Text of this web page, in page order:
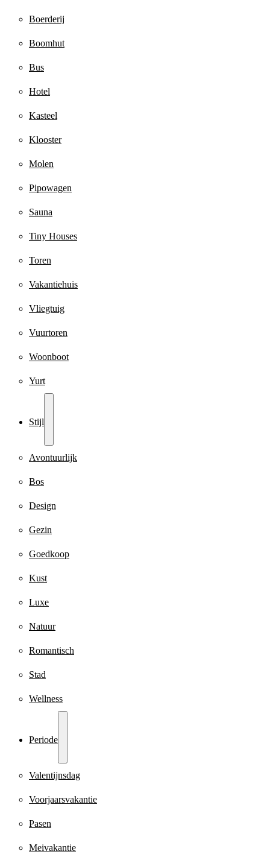
Boerderij
Boomhut
Bus
Hotel
Kasteel
Klooster
Molen
Pipowagen
Sauna
Tiny Houses
Toren
Vakantiehuis
Vliegtuig
Vuurtoren
Woonboot
Yurt
Stijl
Avontuurlijk
Bos
Design
Gezin
Goedkoop
Kust
Luxe
Natuur
Romantisch
Stad
Wellness
Periode
Valentijnsdag
Voorjaarsvakantie
Pasen
Meivakantie